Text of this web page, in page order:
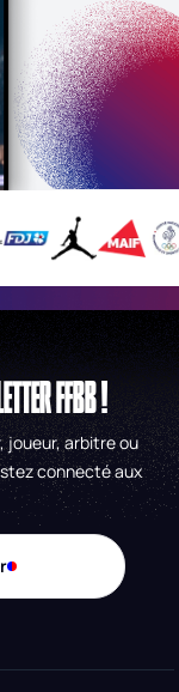
FFBB !
joueur, arbitre ou
connecté aux